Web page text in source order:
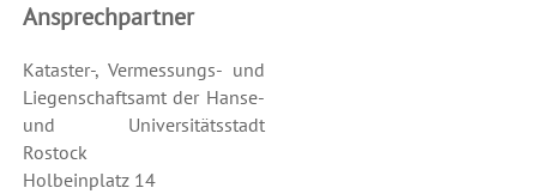
Ansprechpartner
Kataster-, Vermessungs- und
Liegenschaftsamt der Hanse-
und Universitätsstadt
Rostock
Holbeinplatz 14